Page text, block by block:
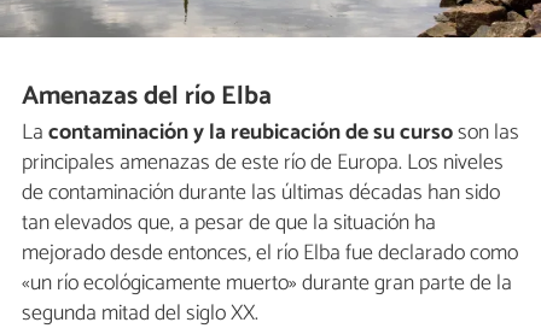
Amenazas del río Elba
Lacontaminación y la reubicación de su cursoson las
principales amenazas de este río de Europa. Los niveles
de contaminación durante las últimas décadas han sido
tan elevados que, a pesar de que la situación ha
mejorado desde entonces, el río Elba fue declarado como
«un río ecológicamente muerto» durante gran parte de la
segunda mitad del siglo XX.